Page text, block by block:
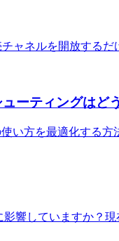
ャネルを開放するだ
ーティングはど
い方を最適化する方
響していますか？現